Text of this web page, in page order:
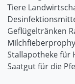
Tiere
Geflügeltränken
Stallapotheke für
Saatgut für die